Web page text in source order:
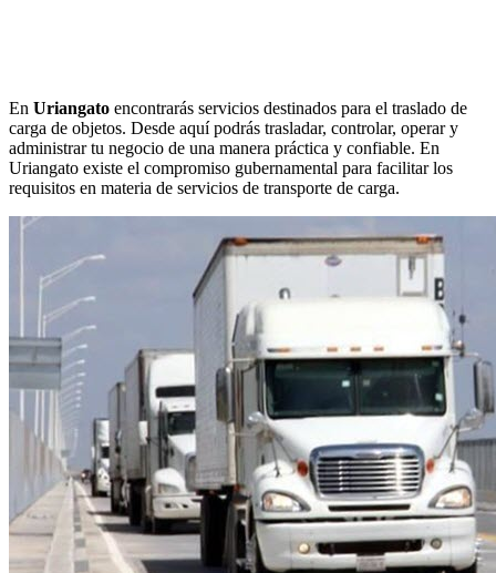
En Uriangato encontrarás servicios destinados para el traslado de
carga de objetos. Desde aquí podrás trasladar, controlar, operar y
administrar tu negocio de una manera práctica y confiable. En
Uriangato existe el compromiso gubernamental para facilitar los
requisitos en materia de servicios de transporte de carga.